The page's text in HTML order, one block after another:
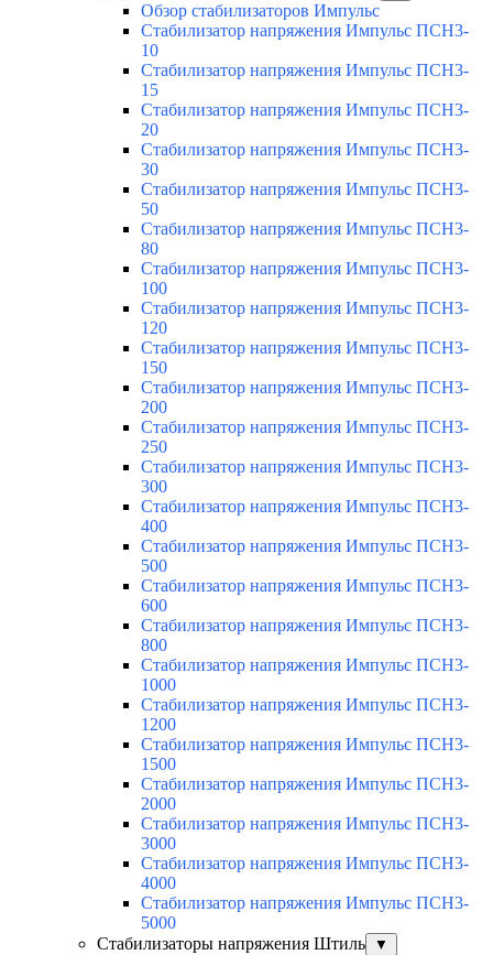
Обзор стабилизаторов Импульс
Стабилизатор напряжения Импульс ПСН3-
10
Стабилизатор напряжения Импульс ПСН3-
15
Стабилизатор напряжения Импульс ПСН3-
20
Стабилизатор напряжения Импульс ПСН3-
30
Стабилизатор напряжения Импульс ПСН3-
50
Стабилизатор напряжения Импульс ПСН3-
80
Стабилизатор напряжения Импульс ПСН3-
100
Стабилизатор напряжения Импульс ПСН3-
120
Стабилизатор напряжения Импульс ПСН3-
150
Стабилизатор напряжения Импульс ПСН3-
200
Стабилизатор напряжения Импульс ПСН3-
250
Стабилизатор напряжения Импульс ПСН3-
300
Стабилизатор напряжения Импульс ПСН3-
400
Стабилизатор напряжения Импульс ПСН3-
500
Стабилизатор напряжения Импульс ПСН3-
600
Стабилизатор напряжения Импульс ПСН3-
800
Стабилизатор напряжения Импульс ПСН3-
1000
Стабилизатор напряжения Импульс ПСН3-
1200
Стабилизатор напряжения Импульс ПСН3-
1500
Стабилизатор напряжения Импульс ПСН3-
2000
Стабилизатор напряжения Импульс ПСН3-
3000
Стабилизатор напряжения Импульс ПСН3-
4000
Стабилизатор напряжения Импульс ПСН3-
5000
Стабилизаторы напряжения Штиль
▼